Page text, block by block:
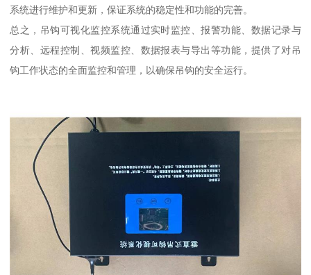
系统进行维护和更新，保证系统的稳定性和功能的完善。
总之，吊钩可视化监控系统通过实时监控、报警功能、数据记录与
分析、远程控制、视频监控、数据报表与导出等功能，提供了对吊
钩工作状态的全面监控和管理，以确保吊钩的安全运行。